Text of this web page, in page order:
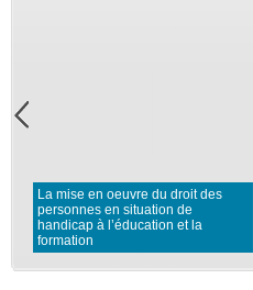
La mise en oeuvre du droit des
personnes en situation de
handicap à l’éducation et la
formation